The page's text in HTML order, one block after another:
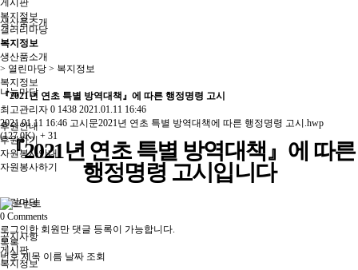
생산품소개
생산품소개
나눔마당
후원안내
후원하기
자원봉사안내
자원봉사하기
열린마당
공지사항
게시판
복지정보
게시판
복지정보
갤러리마당
복지정보
> 열린마당 > 복지정보
복지정보
『2021년 연초 특별 방역대책』에 따른 행정명령 고시
최고관리자 0 1438 2021.01.11 16:46
2021.01.11 16:46 고시문2021년 연초 특별 방역대책에 따른 행정명령 고시.hwp
(127.0K) + 31
『2021년 연초 특별 방역대책』 에 따른
행정명령 고시입니다
0 Comments
로그인한 회원만 댓글 등록이 가능합니다.
목록
번호 제목 이름 날짜 조회